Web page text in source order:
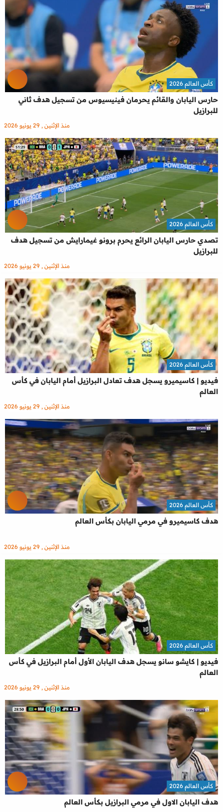
حارس اليابان والقائم يحرمان فينيسيوس من تسجيل هدف ثاني
للبرازيل
كأس العالم 2026
منذ الإثنين , 29 يونيو 2026
تصدي حارس اليابان الرائع يحرم برونو غيمارايش من تسجيل هدف
للبرازيل
كأس العالم 2026
منذ الإثنين , 29 يونيو 2026
فيديو | كاسيميرو يسجل هدف تعادل البرازيل أمام اليابان في كأس
العالم
كأس العالم 2026
منذ الإثنين , 29 يونيو 2026
هدف كاسيميرو في مرمي اليابان بكأس العالم
كأس العالم 2026
منذ الإثنين , 29 يونيو 2026
فيديو | كايشو سانو يسجل هدف اليابان الأول أمام البرازيل في كأس
العالم
كأس العالم 2026
منذ الإثنين , 29 يونيو 2026
هدف اليابان الاول في مرمي البرازيل بكأس العالم
كأس العالم 2026